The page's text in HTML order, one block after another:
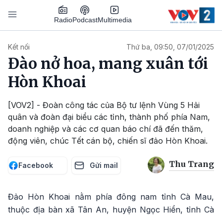
Nhảy đến nội dung
RadioPodcastMultimedia
Kết nối Thứ ba, 09:50, 07/01/2025
Đào nở hoa, mang xuân tới
Hòn Khoai
[VOV2] - Đoàn công tác của Bộ tư lệnh Vùng 5 Hải
quân và đoàn đại biểu các tỉnh, thành phố phía Nam,
doanh nghiệp và các cơ quan báo chí đã đến thăm,
động viên, chúc Tết cán bộ, chiến sĩ đảo Hòn Khoai.
Facebook Gửi mail Thu Trang
Đảo Hòn Khoai nằm phía đông nam tỉnh Cà Mau,
thuộc địa bàn xã Tân An, huyện Ngọc Hiển, tỉnh Cà